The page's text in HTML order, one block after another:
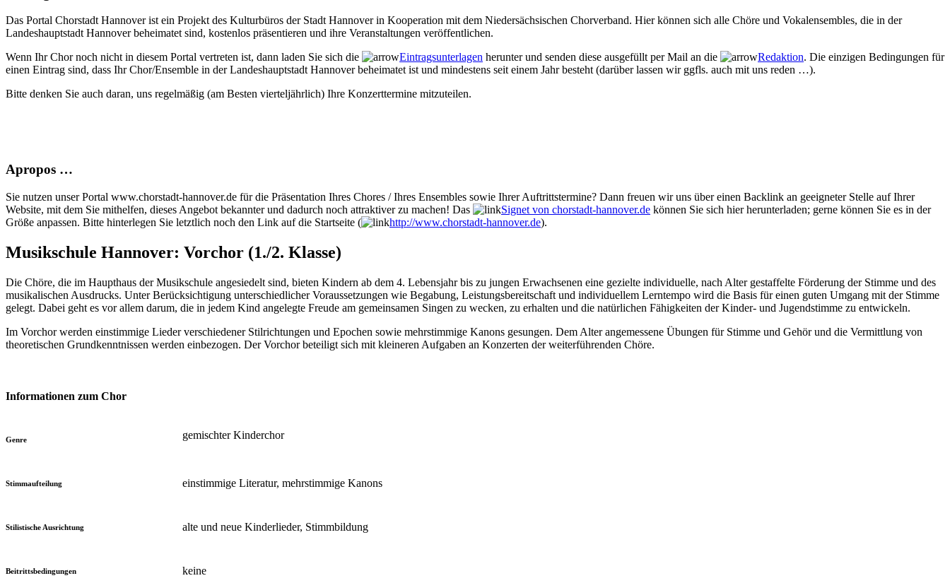
Das Portal Chorstadt Hannover ist ein Projekt des Kulturbüros der Stadt Hannover in Kooperation mit dem Niedersächsischen Chorverband. Hier können sich alle Chöre und Vokalensembles, die in der
Landeshauptstadt Hannover beheimatet sind, kostenlos präsentieren und ihre Veranstaltungen veröffentlichen.
Wenn Ihr Chor noch nicht in diesem Portal vertreten ist, dann laden Sie sich die
Eintragsunterlagen herunter und senden diese ausgefüllt per Mail an die Redaktion. Die einzigen Bedingungen für
einen Eintrag sind, dass Ihr Chor/Ensemble in der Landeshauptstadt Hannover beheimatet ist und mindestens seit einem Jahr besteht (darüber lassen wir ggfls. auch mit uns reden …).
Bitte denken Sie auch daran, uns regelmäßig (am Besten vierteljährlich) Ihre Konzerttermine mitzuteilen.
Apropos …
Sie nutzen unser Portal www.chorstadt-hannover.de für die Präsentation Ihres Chores / Ihres Ensembles sowie Ihrer Auftrittstermine? Dann freuen wir uns über einen Backlink an geeigneter Stelle auf Ihrer
Website, mit dem Sie mithelfen, dieses Angebot bekannter und dadurch noch attraktiver zu machen! Das
Signet von chorstadt-hannover.de können Sie sich hier herunterladen; gerne können Sie es in der
Größe anpassen. Bitte hinterlegen Sie letztlich noch den Link auf die Startseite (
http://www.chorstadt-hannover.de).
Musikschule Hannover: Vorchor (1./2. Klasse)
Die Chöre, die im Haupthaus der Musikschule angesiedelt sind, bieten Kindern ab dem 4. Lebensjahr bis zu jungen Erwachsenen eine gezielte individuelle, nach Alter gestaffelte Förderung der Stimme und des
musikalischen Ausdrucks. Unter Berücksichtigung unterschiedlicher Voraussetzungen wie Begabung, Leistungsbereitschaft und individuellem Lerntempo wird die Basis für einen guten Umgang mit der Stimme
gelegt. Dabei geht es vor allem darum, die in jedem Kind angelegte Freude am gemeinsamen Singen zu wecken, zu erhalten und die natürlichen Fähigkeiten der Kinder- und Jugendstimme zu entwickeln.
Im Vorchor werden einstimmige Lieder verschiedener Stilrichtungen und Epochen sowie mehrstimmige Kanons gesungen. Dem Alter angemessene Übungen für Stimme und Gehör und die Vermittlung von
theoretischen Grundkenntnissen werden einbezogen. Der Vorchor beteiligt sich mit kleineren Aufgaben an Konzerten der weiterführenden Chöre.
Informationen zum Chor
Genre gemischter Kinderchor
Stimmaufteilung einstimmige Literatur, mehrstimmige Kanons
Stilistische Ausrichtung alte und neue Kinderlieder, Stimmbildung
Beitrittsbedingungen keine